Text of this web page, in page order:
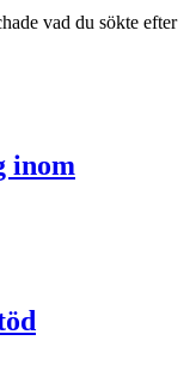
vad du sökte efter
inom